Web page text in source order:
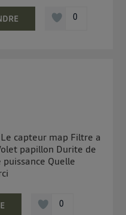
0
capteur map Filtre a
papillon Durite de
Quelle
0
connexion internet.
utilisant la même
foyer ayant consentis.
ce consentement
") ou via la page
ce site. Pour plus
la Politique
personnelles
.